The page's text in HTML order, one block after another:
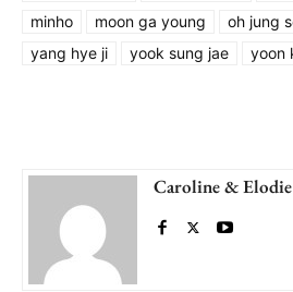
minho
moon ga young oh jung
yang hye ji
yook sung jae yoon
Caroline &